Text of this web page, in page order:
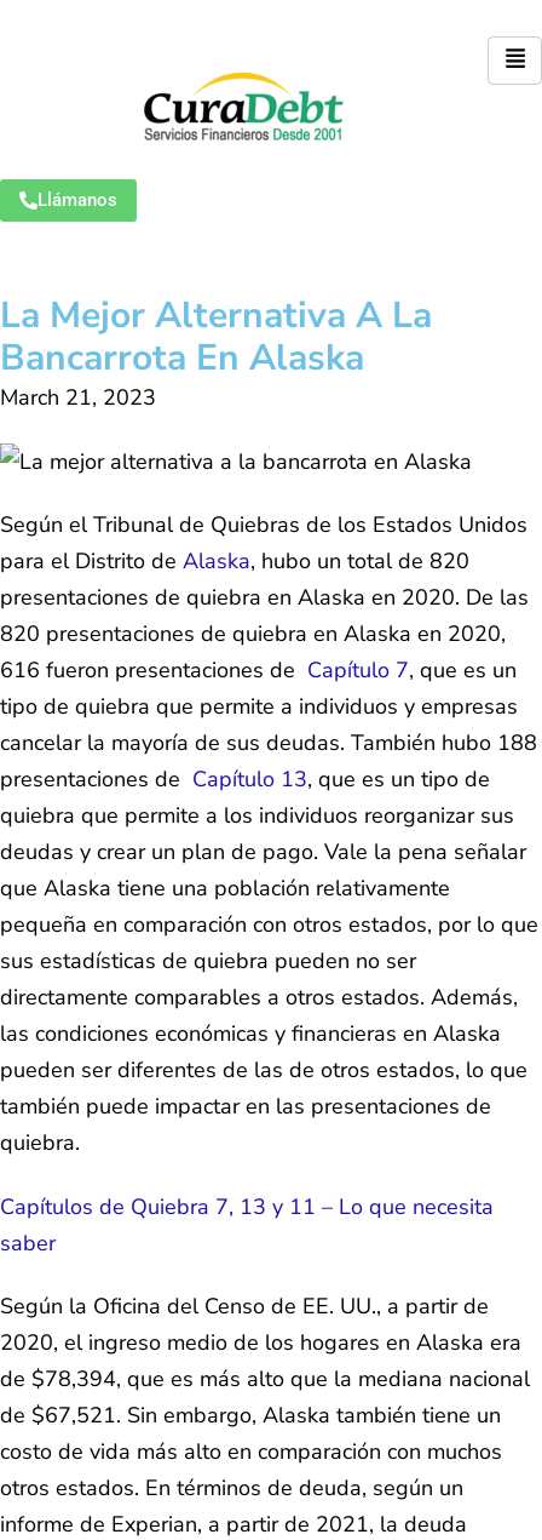
Llámanos
La Mejor Alternativa A La
Bancarrota En Alaska
March 21, 2023
Según el Tribunal de Quiebras de los Estados Unidos
para el Distrito de Alaska, hubo un total de 820
presentaciones de quiebra en Alaska en 2020. De las
820 presentaciones de quiebra en Alaska en 2020,
616 fueron presentaciones de Capítulo 7, que es un
tipo de quiebra que permite a individuos y empresas
cancelar la mayoría de sus deudas. También hubo 188
presentaciones de Capítulo 13, que es un tipo de
quiebra que permite a los individuos reorganizar sus
deudas y crear un plan de pago. Vale la pena señalar
que Alaska tiene una población relativamente
pequeña en comparación con otros estados, por lo que
sus estadísticas de quiebra pueden no ser
directamente comparables a otros estados. Además,
las condiciones económicas y financieras en Alaska
pueden ser diferentes de las de otros estados, lo que
también puede impactar en las presentaciones de
quiebra.
Capítulos de Quiebra 7, 13 y 11 – Lo que necesita
saber
Según la Oficina del Censo de EE. UU., a partir de
2020, el ingreso medio de los hogares en Alaska era
de $78,394, que es más alto que la mediana nacional
de $67,521. Sin embargo, Alaska también tiene un
costo de vida más alto en comparación con muchos
otros estados. En términos de deuda, según un
informe de Experian, a partir de 2021, la deuda